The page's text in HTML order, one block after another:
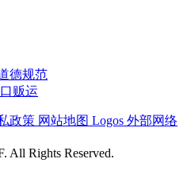
德规范
贩运
政策 网站地图 Logos 外部网络
All Rights Reserved.